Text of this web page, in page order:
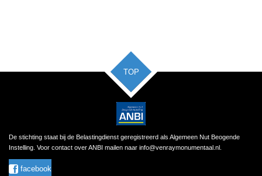
TOP
De stichting staat bij de Belastingdienst geregistreerd als Algemeen Nut Beogende
Instelling. Voor contact over ANBI mailen naar info@venraymonumentaal.nl
facebook